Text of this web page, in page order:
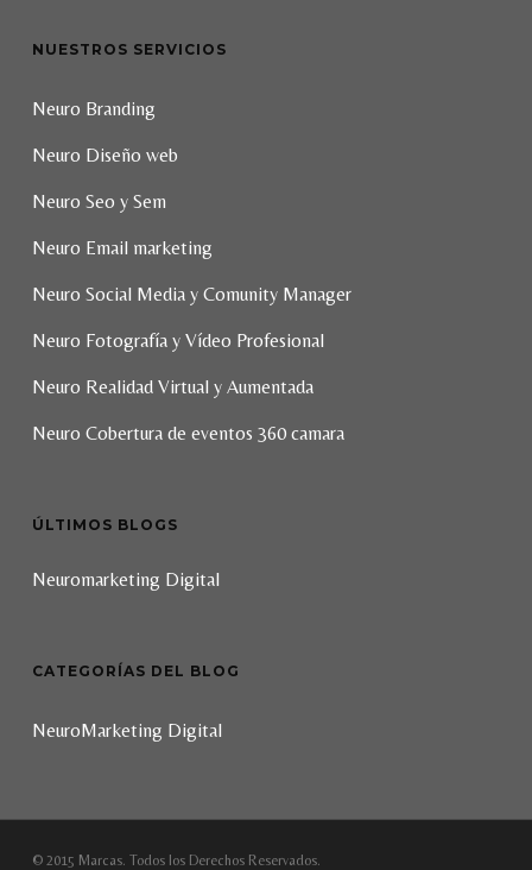
NUESTROS SERVICIOS
Neuro Branding
Neuro Diseño web
Neuro Seo y Sem
Neuro Email marketing
Neuro Social Media y Comunity Manager
Neuro Fotografía y Vídeo Profesional
Neuro Realidad Virtual y Aumentada
Neuro Cobertura de eventos 360 camara
ÚLTIMOS BLOGS
Neuromarketing Digital
CATEGORÍAS DEL BLOG
NeuroMarketing Digital
© 2015 Marcas. Todos los Derechos Reservados.